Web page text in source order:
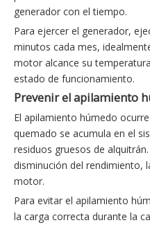
generador con el tiempo.
Para ejercer el generador,
minutos cada mes,
motor alcance su
estado de funcionamiento.
Prevenir el apilamiento
El apilamiento húmedo
quemado se acumula en el
residuos gruesos de
disminución del rendimiento,
motor.
Para evitar el apilamiento
la carga correcta durante la